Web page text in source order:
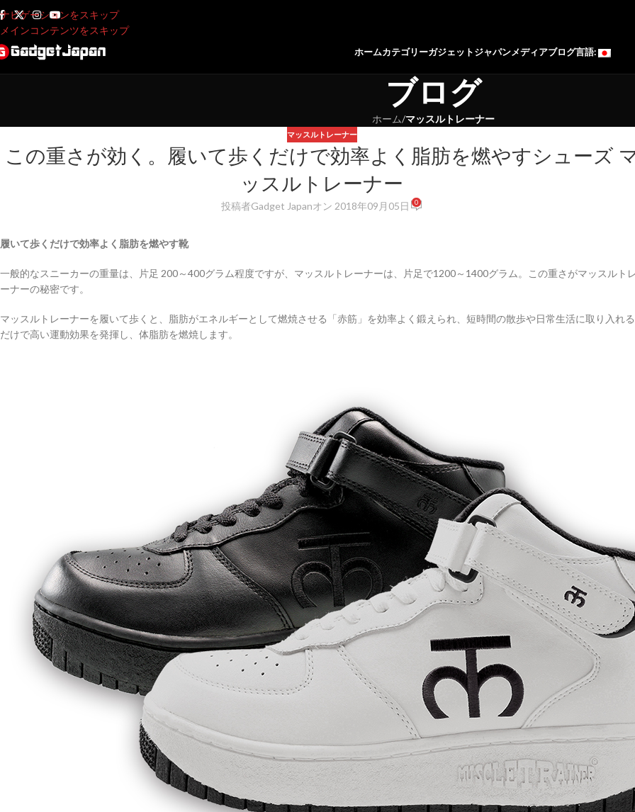
ナビゲーションをスキップ
メインコンテンツをスキップ
ホームカテゴリーガジェットジャパンメディアブログ言語:
ブログ
ホーム/マッスルトレーナー
マッスルトレーナー
この重さが効く。履いて歩くだけで効率よく脂肪を燃やすシューズ
ッスルトレーナー
投稿者Gadget Japanオン 2018年09月05日 0
履いて歩くだけで効率よく脂肪を燃やす靴
一般的なスニーカーの重量は、片足 200～400グラム程度ですが、マッスルトレーナーは、片足で1200～1400グラム。この重さがマッスルト
ーナーの秘密です。
マッスルトレーナーを履いて歩くと、脂肪がエネルギーとして燃焼させる「赤筋」を効率よく鍛えられ、短時間の散歩や日常生活に取り入れる
だけで高い運動効果を発揮し、体脂肪を燃焼します。